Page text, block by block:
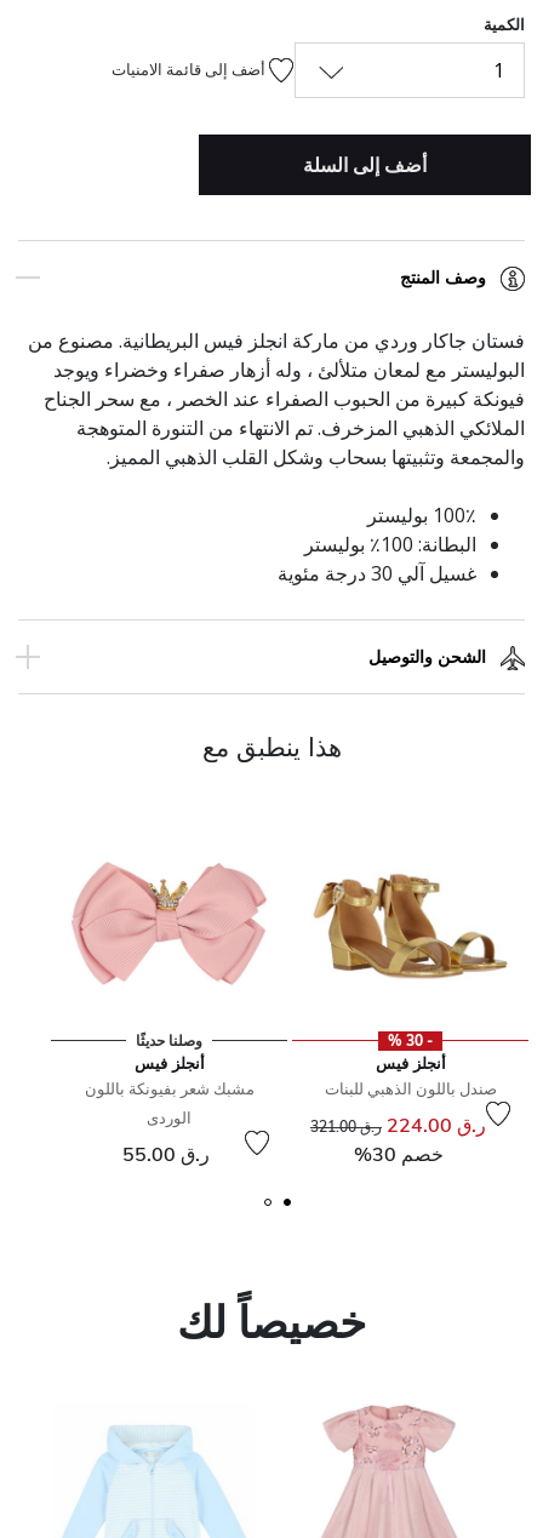
الكمية
1 أضف إلى قائمة الامنيات
أضف إلى السلة
وصف المنتج
فستان جاكار وردي من ماركة انجلز فيس البريطانية. مصنوع من
البوليستر مع لمعان متلألئ ، وله أزهار صفراء وخضراء ويوجد
فيونكة كبيرة من الحبوب الصفراء عند الخصر ، مع سحر الجناح
الملائكي الذهبي المزخرف. تم الانتهاء من التنورة المتوهجة
والمجمعة وتثبيتها بسحاب وشكل القلب الذهبي المميز.
100٪ بوليستر
البطانة: 100٪ بوليستر
غسيل آلي 30 درجة مئوية
الشحن والتوصيل
هذا ينطبق مع
سعر مخفض من
- 30 %
أنجلز فيس
صندل باللون الذهبي للبنات
ر.ق 224.00 سعر مخفض من
ر.ق 321.00 إلى
خصم 30%
وصلنا حديثًا
أنجلز فيس
مشبك شعر بفيونكة باللون
الوردى
ر.ق 55.00
خصيصاً لك